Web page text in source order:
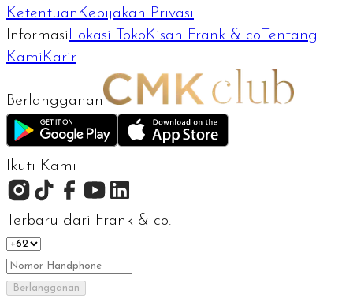
Ketentuan Kebijakan Privasi
Informasi Lokasi Toko Kisah Frank & co.Tentang
Kami Karir
Berlangganan
Ikuti Kami
Terbaru dari Frank & co.
Berlangganan